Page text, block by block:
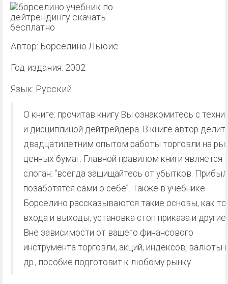
Автор: Борселино Льюис
Год издания: 2002
Язык: Русский
О книге: прочитав книгу Вы ознакомитесь с
и дисциплиной дейтрейдера. В книге автор
двадцатилетним опытом работы торговли на
ценных бумаг. Главной правилом книги является
слоган: “всегда защищайтесь от убытков.
позаботятся сами о себе”. Также в учебнике
Борселино рассказываются такие основы, как
входа и выходы, установка стоп приказа и другие.
Вне зависимости от вашего финансового
инструмента торговли, акций, индексов, валюты
др., пособие подготовит к любому рынку.